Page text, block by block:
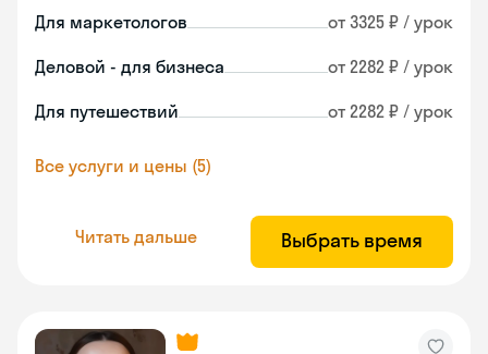
Для маркетологов от 3325 ₽ / урок
Деловой - для бизнеса от 2282 ₽ / урок
Для путешествий от 2282 ₽ / урок
Все услуги и цены (5)
Читать дальше Выбрать время